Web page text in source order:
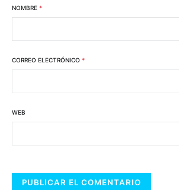
NOMBRE *
CORREO ELECTRÓNICO *
WEB